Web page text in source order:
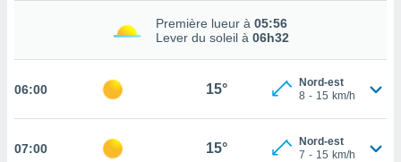
de
Première lueur à 05:56
Lever du soleil à 06h32
06:00 15°
Nord-est
8 - 15 km/h
07:00 15°
Nord-est
7 - 15 km/h